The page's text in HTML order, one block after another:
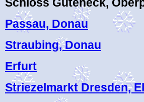
Schloss Guteneck,
Passau, Donau
Straubing, Donau
Erfurt
Striezelmarkt Dresden,